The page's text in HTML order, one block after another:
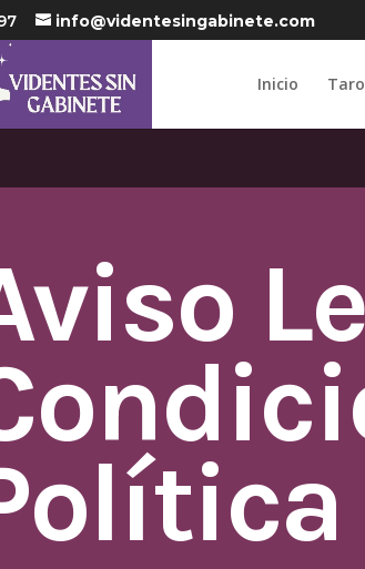
info@videntesingabinete.com
Inicio